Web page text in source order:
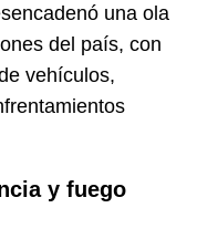
una ola
del país, con
vehículos,
y fuego